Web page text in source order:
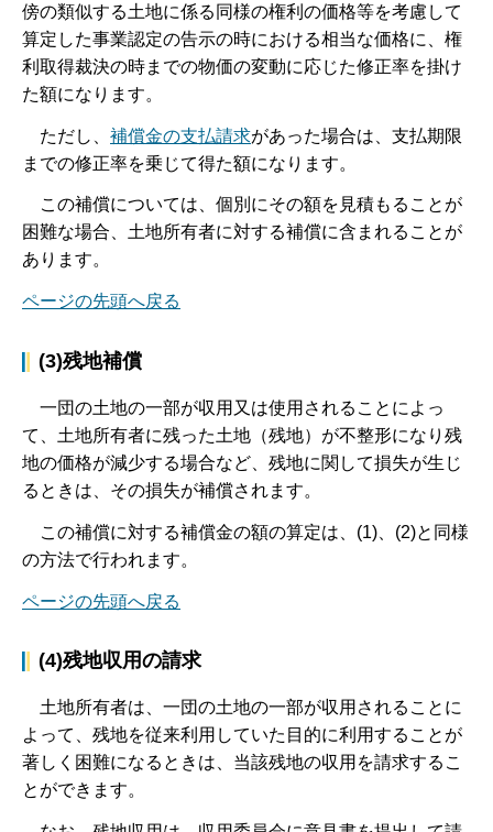
傍の類似する土地に係る同様の権利の価格等を考慮して
算定した事業認定の告示の時における相当な価格に、権
利取得裁決の時までの物価の変動に応じた修正率を掛け
た額になります。
ただし、 補償金の支払請求があった場合は、支払期限
までの修正率を乗じて得た額になります。
こ の補償については、個別にその額を見積もることが
困難な場合、土地所有者に対する補償に含まれることが
あります。
ページの先頭へ戻る
(3)残地補償
一団の土地の一部が収用又は使用されることによっ
て、土地所有者に残った土地（残地）が不整形になり残
地の価格が減少する場合など、残地に関して損失が生じ
るときは、その損失が補償されます。
こ の補償に対する補償金の額の算定は、(1)、(2)と同様
の方法で行われます。
ページの先頭へ戻る
(4)残地収用の請求
土地所有者は、一団の土地の一部が収用されることに
よって、残地を従来利用していた目的に利用することが
著しく困難になるときは、当該残地の収用を請求するこ
とができます。